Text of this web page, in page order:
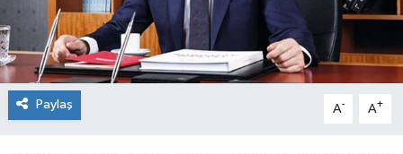
Paylaş A- A+
ÜLKE
YAŞAM